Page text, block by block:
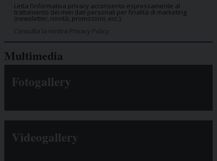
Letta l’informativa privacy acconsento espressamente al
trattamento dei miei dati personali per finalità di marketing
(newsletter, novità, promozioni, ecc.).
Consulta la nostra Privacy Policy.
Multimedia
Fotogallery
Videogallery